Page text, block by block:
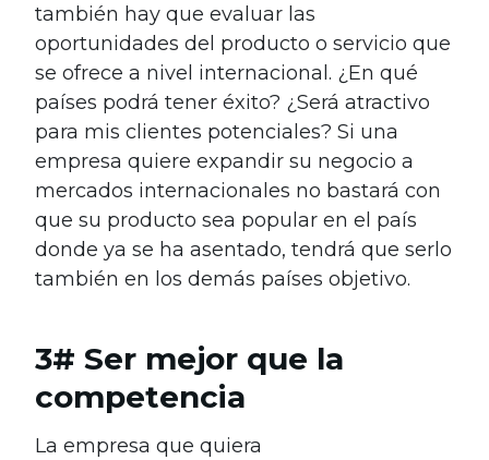
también hay que evaluar las
oportunidades del producto o servicio que
se ofrece a nivel internacional. ¿En qué
países podrá tener éxito? ¿Será atractivo
para mis clientes potenciales? Si una
empresa quiere expandir su negocio a
mercados internacionales no bastará con
que su producto sea popular en el país
donde ya se ha asentado, tendrá que serlo
también en los demás países objetivo.
3# Ser mejor que la
competencia
La empresa que quiera